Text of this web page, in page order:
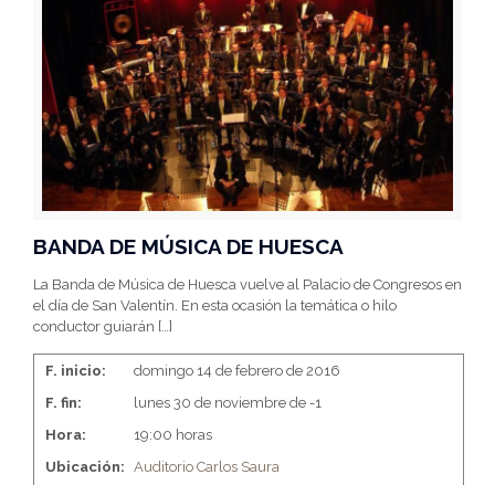
BANDA DE MÚSICA DE HUESCA
La Banda de Música de Huesca vuelve al Palacio de Congresos en
el día de San Valentín. En esta ocasión la temática o hilo
conductor guiarán […]
F. inicio:
domingo 14 de febrero de 2016
F. fin:
lunes 30 de noviembre de -1
Hora:
19:00 horas
Ubicación: Auditorio Carlos Saura